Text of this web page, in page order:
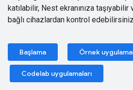
katılabilir, Nest ekranınıza
bağlı cihazlardan kontrol
Başlama Örnek
Codelab uygulamaları